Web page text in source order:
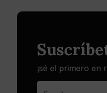
¡sé el primero en